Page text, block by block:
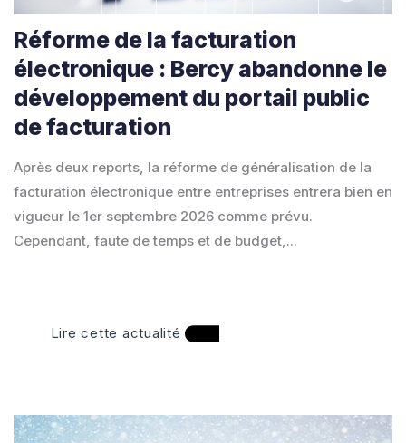
Réforme de la facturation
électronique : Bercy abandonne le
développement du portail public
de facturation
Après deux reports, la réforme de généralisation de la
facturation électronique entre entreprises entrera bien en
vigueur le 1er septembre 2026 comme prévu.
Cependant, faute de temps et de budget,...
Lire cette actualité